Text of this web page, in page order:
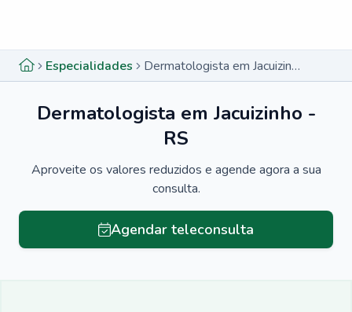
Especialidades Dermatologista em Jacuizinho - RS
Dermatologista em Jacuizinho -
RS
Aproveite os valores reduzidos e agende agora a sua
consulta.
Agendar teleconsulta